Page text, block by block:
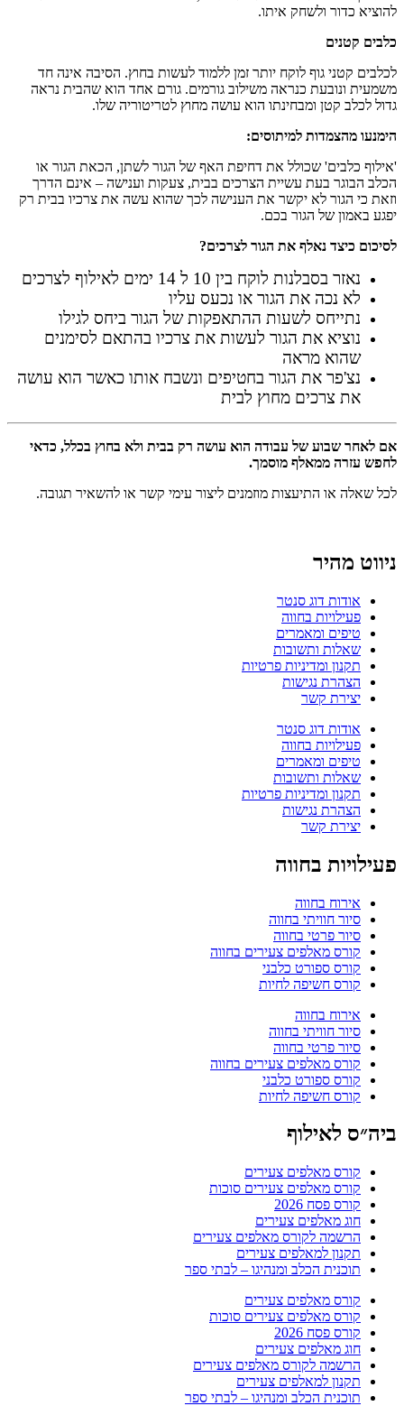
להוציא כדור ולשחק איתו.
כלבים קטנים
לכלבים קטני גוף לוקח יותר זמן ללמוד לעשות בחוץ. הסיבה אינה חד
משמעית ונובעת כנראה משילוב גורמים. גורם אחד הוא שהבית נראה
גדול לכלב קטן ומבחינתו הוא עושה מחוץ לטריטוריה שלו.
הימנעו מהצמדות למיתוסים:
'אילוף כלבים' שכולל את דחיפת האף של הגור לשתן, הכאת הגור או
הכלב הבוגר בעת עשיית הצרכים בבית, צעקות וענישה – אינם הדרך
וזאת כי הגור לא יקשר את הענישה לכך שהוא עשה את צרכיו בבית רק
יפגע באמון של הגור בכם.
לסיכום כיצד נאלף את הגור לצרכים?
נאזר בסבלנות לוקח בין 10 ל 14 ימים לאילוף לצרכים
לא נכה את הגור או נכעס עליו
נתייחס לשעות ההתאפקות של הגור ביחס לגילו
נוציא את הגור לעשות את צרכיו בהתאם לסימנים
שהוא מראה
נצ'פר את הגור בחטיפים ונשבח אותו כאשר הוא עושה
את צרכים מחוץ לבית
אם לאחר שבוע של עבודה הוא עושה רק בבית ולא בחוץ בכלל, כדאי
לחפש עזרה ממאלף מוסמך.
לכל שאלה או התיעצות מוזמנים ליצור עימי קשר או להשאיר תגובה.
ניווט מהיר
אודות דוג סנטר
פעילויות בחווה
טיפים ומאמרים
שאלות ותשובות
תקנון ומדיניות פרטיות
הצהרת נגישות
יצירת קשר
אודות דוג סנטר
פעילויות בחווה
טיפים ומאמרים
שאלות ותשובות
תקנון ומדיניות פרטיות
הצהרת נגישות
יצירת קשר
פעילויות בחווה
אירוח בחווה
סיור חוויתי בחווה
סיור פרטי בחווה
קורס מאלפים צעירים בחווה
קורס ספורט כלבני
קורס חשיפה לחיות
אירוח בחווה
סיור חוויתי בחווה
סיור פרטי בחווה
קורס מאלפים צעירים בחווה
קורס ספורט כלבני
קורס חשיפה לחיות
ביה״ס לאילוף
קורס מאלפים צעירים
קורס מאלפים צעירים סוכות
קורס פסח 2026
חוג מאלפים צעירים
הרשמה לקורס מאלפים צעירים
תקנון למאלפים צעירים
תוכנית הכלב ומנהיגו – לבתי ספר
קורס מאלפים צעירים
קורס מאלפים צעירים סוכות
קורס פסח 2026
חוג מאלפים צעירים
הרשמה לקורס מאלפים צעירים
תקנון למאלפים צעירים
תוכנית הכלב ומנהיגו – לבתי ספר